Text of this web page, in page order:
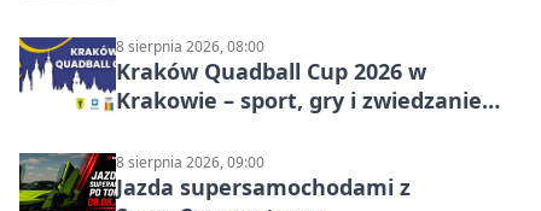
8 sierpnia 2026, 08:00
Kraków Quadball Cup 2026 w
Krakowie – sport, gry i zwiedzanie
8 sierpnia 2026, 09:00
Jazda supersamochodami z